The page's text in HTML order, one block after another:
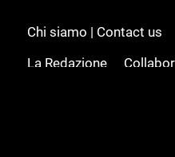
Chi siamo | Contact us
La Redazione